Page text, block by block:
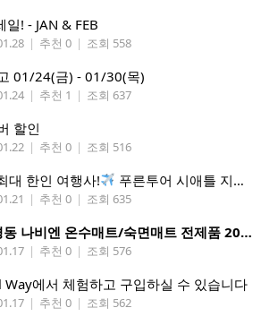
! - JAN & FEB
| 추천 0 | 조회 558
01/24(금) - 01/30(목)
| 추천 1 | 조회 637
할인
| 추천 0 | 조회 516
대 한인 여행사! 푸른투어 시애틀 지점 오픈특가, 최대 300불 할인!
| 추천 0 | 조회 635
겨울을 부탁해! 경동 나비엔 온수매트/숙면매트 전제품 20% 할인
| 추천 0 | 조회 576
에서 체험하고 구입하실 수 있습니다
| 추천 0 | 조회 562